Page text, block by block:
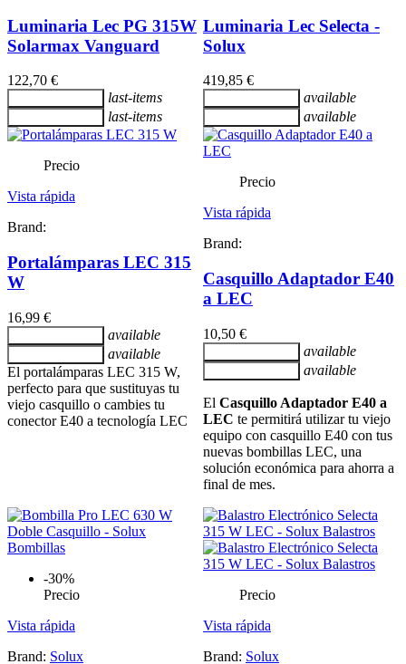
Luminaria Lec PG 315W
Solarmax Vanguard
122,70 €
last-items
last-items
Luminaria Lec Selecta -
Solux
419,85 €
available
available
Precio
Vista rápida
Brand:
Portalámparas LEC 315
W
16,99 €
available
available
El portalámparas LEC 315 W,
perfecto para que sustituyas tu
viejo casquillo o cambies tu
conector E40 a tecnología LEC
Precio
Vista rápida
Brand:
Casquillo Adaptador E40
a LEC
10,50 €
available
available
El Casquillo Adaptador E40 a
LEC te permitirá utilizar tu viejo
equipo con casquillo E40 con tus
nuevas bombillas LEC, una
solución económica para ahorra a
final de mes.
-30%
Precio
Vista rápida
Brand: Solux
Precio
Vista rápida
Brand: Solux